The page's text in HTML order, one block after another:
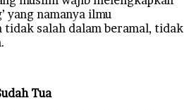
yang namanya ilmu
tidak salah dalam beramal, tidak
Tua